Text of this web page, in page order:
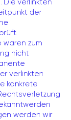
Die verlinkten
der
waren zum
nicht
verlinkten
konkrete
werden wir